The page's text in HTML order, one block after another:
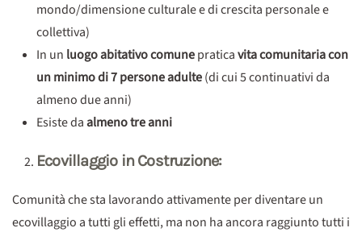
mondo/dimensione culturale e di crescita personale e
collettiva)
In un luogo abitativo comunepraticavita comunitaria con
un minimo di 7 persone adulte(di cui 5 continuativi da
almeno due anni)
Esiste daalmeno tre anni
Ecovillaggio in Costruzione:
Comunità che sta lavorando attivamente per diventare un
ecovillaggio a tutti gli effetti, ma non ha ancora raggiunto tutti i